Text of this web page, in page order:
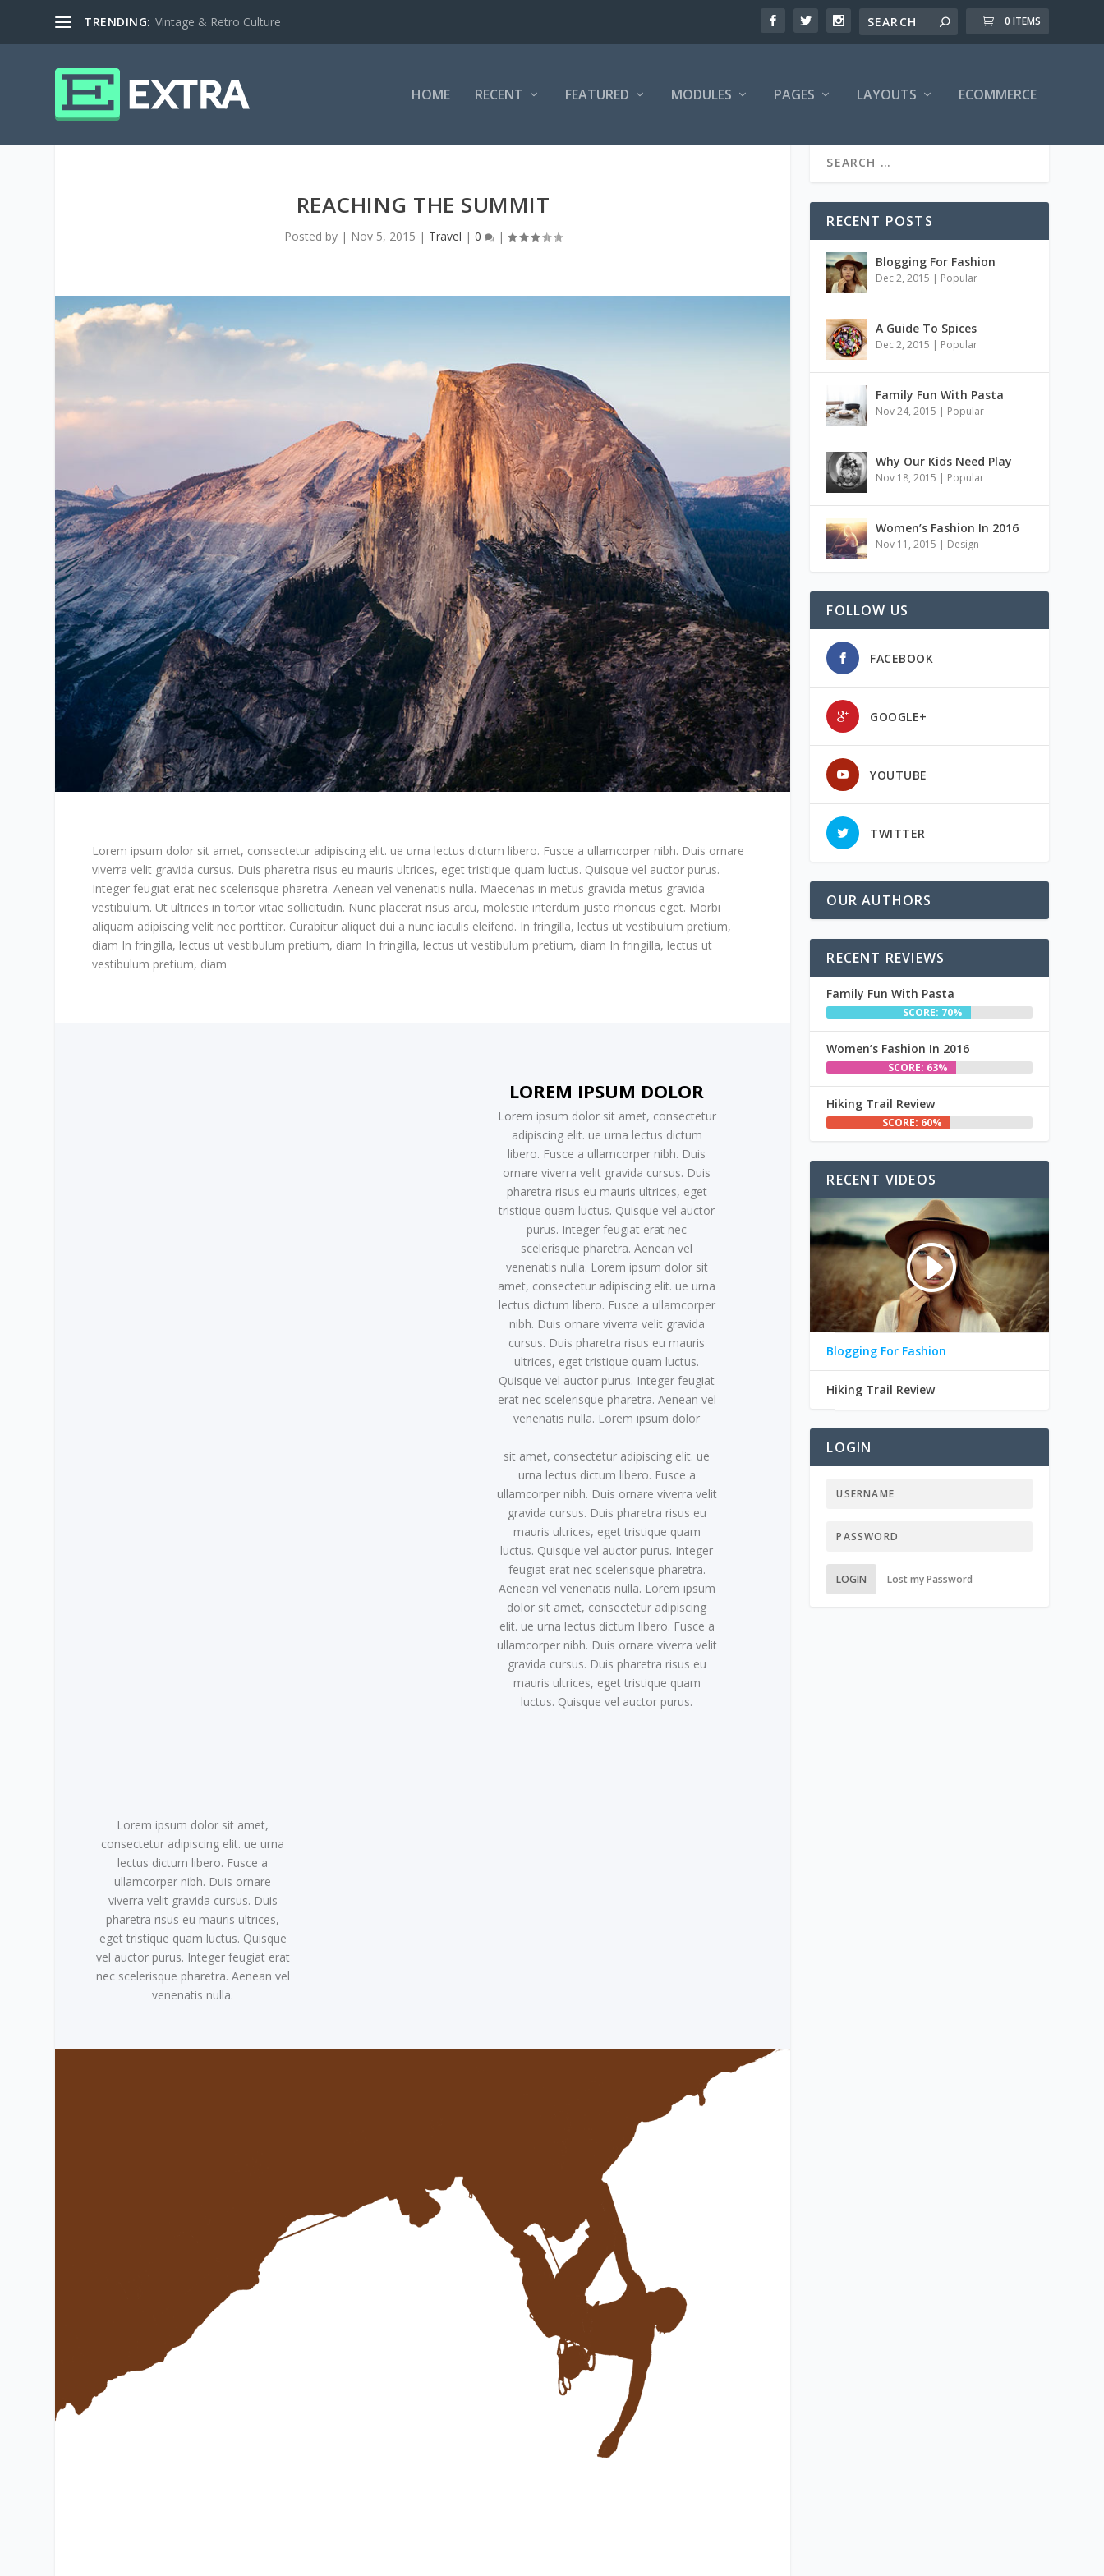
TRENDING: Vintage & Retro Culture 0 ITEMS
HOME RECENT FEATURED MODULES PAGES LAYOUTS ECOMMERCE
REACHING THE SUMMIT
Posted by | Nov 5, 2015 | Travel | 0 |
Lorem ipsum dolor sit amet, consectetur adipiscing elit. ue urna lectus dictum libero. Fusce a ullamcorper nibh. Duis ornare
viverra velit gravida cursus. Duis pharetra risus eu mauris ultrices, eget tristique quam luctus. Quisque vel auctor purus.
Integer feugiat erat nec scelerisque pharetra. Aenean vel venenatis nulla. Maecenas in metus gravida metus gravida
vestibulum. Ut ultrices in tortor vitae sollicitudin. Nunc placerat risus arcu, molestie interdum justo rhoncus eget. Morbi
aliquam adipiscing velit nec porttitor. Curabitur aliquet dui a nunc iaculis eleifend. In fringilla, lectus ut vestibulum pretium,
diam In fringilla, lectus ut vestibulum pretium, diam In fringilla, lectus ut vestibulum pretium, diam In fringilla, lectus ut
vestibulum pretium, diam
LOREM IPSUM DOLOR
Lorem ipsum dolor sit amet, consectetur
adipiscing elit. ue urna lectus dictum
libero. Fusce a ullamcorper nibh. Duis
ornare viverra velit gravida cursus. Duis
pharetra risus eu mauris ultrices, eget
tristique quam luctus. Quisque vel auctor
purus. Integer feugiat erat nec
scelerisque pharetra. Aenean vel
venenatis nulla. Lorem ipsum dolor sit
amet, consectetur adipiscing elit. ue urna
lectus dictum libero. Fusce a ullamcorper
nibh. Duis ornare viverra velit gravida
cursus. Duis pharetra risus eu mauris
ultrices, eget tristique quam luctus.
Quisque vel auctor purus. Integer feugiat
erat nec scelerisque pharetra. Aenean vel
venenatis nulla. Lorem ipsum dolor
sit amet, consectetur adipiscing elit. ue
urna lectus dictum libero. Fusce a
ullamcorper nibh. Duis ornare viverra velit
gravida cursus. Duis pharetra risus eu
mauris ultrices, eget tristique quam
luctus. Quisque vel auctor purus. Integer
feugiat erat nec scelerisque pharetra.
Aenean vel venenatis nulla. Lorem ipsum
dolor sit amet, consectetur adipiscing
elit. ue urna lectus dictum libero. Fusce a
ullamcorper nibh. Duis ornare viverra velit
gravida cursus. Duis pharetra risus eu
mauris ultrices, eget tristique quam
luctus. Quisque vel auctor purus.
Lorem ipsum dolor sit amet,
consectetur adipiscing elit. ue urna
lectus dictum libero. Fusce a
ullamcorper nibh. Duis ornare
viverra velit gravida cursus. Duis
pharetra risus eu mauris ultrices,
eget tristique quam luctus. Quisque
vel auctor purus. Integer feugiat erat
nec scelerisque pharetra. Aenean vel
venenatis nulla.
RECENT POSTS
Blogging For Fashion
Dec 2, 2015 | Popular
A Guide To Spices
Dec 2, 2015 | Popular
Family Fun With Pasta
Nov 24, 2015 | Popular
Why Our Kids Need Play
Nov 18, 2015 | Popular
Women’s Fashion In 2016
Nov 11, 2015 | Design
FOLLOW US
FACEBOOK
GOOGLE+
YOUTUBE
TWITTER
OUR AUTHORS
RECENT REVIEWS
Family Fun With Pasta
SCORE: 70%
Women’s Fashion In 2016
SCORE: 63%
Hiking Trail Review
SCORE: 60%
RECENT VIDEOS
Blogging For Fashion
Hiking Trail Review
LOGIN
LOGIN Lost my Password